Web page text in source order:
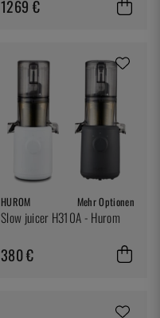
Chef
1269 €
HUROM Mehr Optionen
Slow juicer H310A - Hurom
380 €